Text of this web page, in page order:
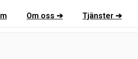
Om oss ➔ Tjänster ➔